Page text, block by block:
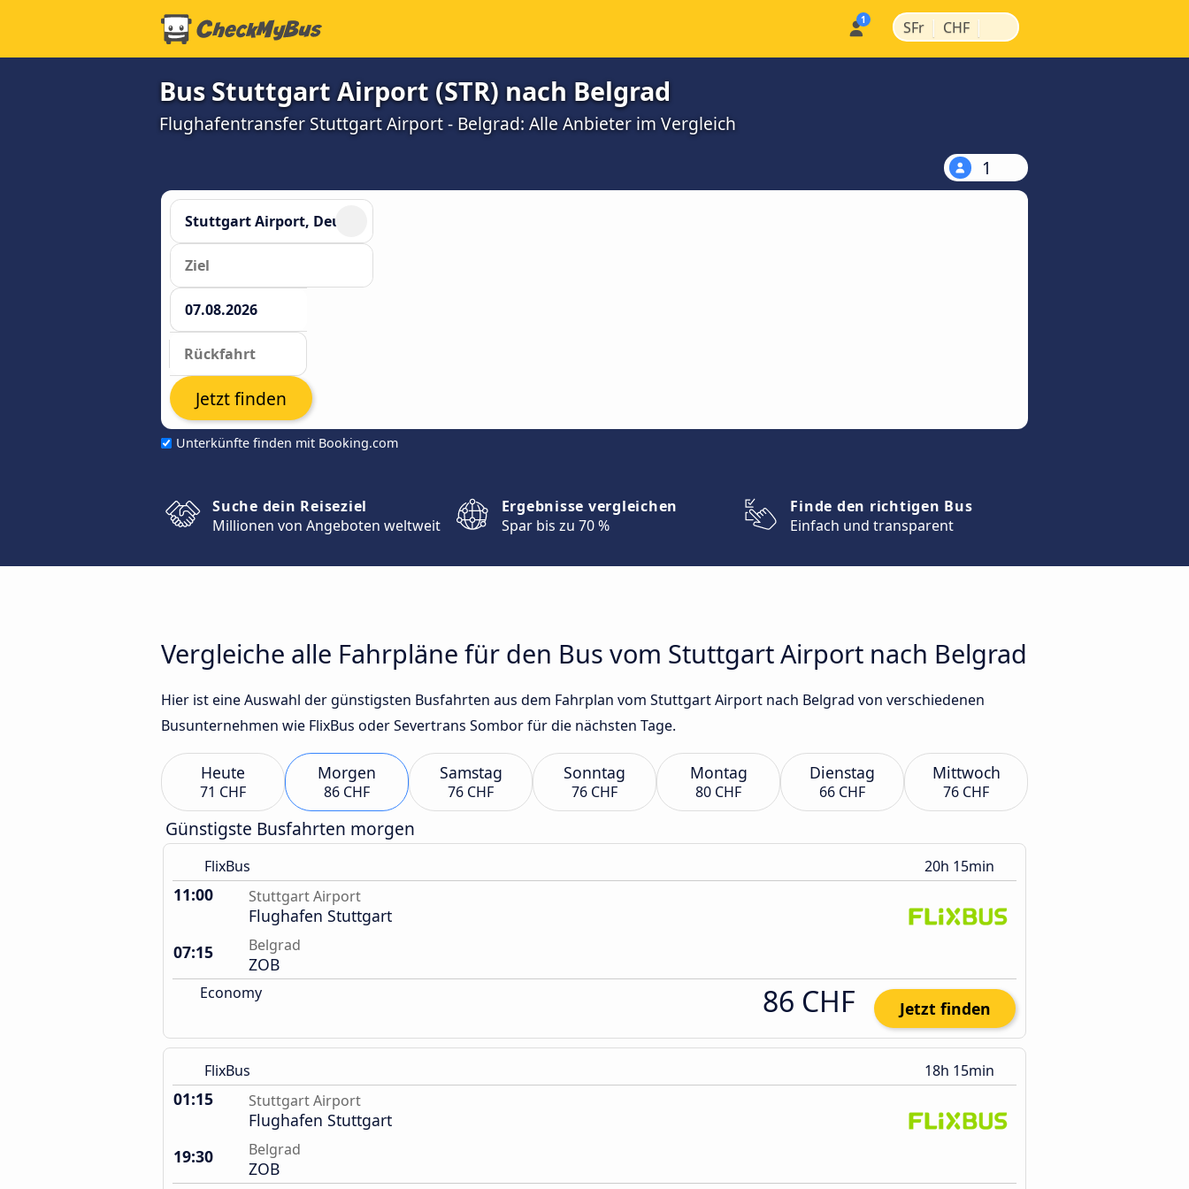
SFr | CHF |
Bus Stuttgart Airport (STR) nach Belgrad
Flughafentransfer Stuttgart Airport - Belgrad: Alle Anbieter im Vergleich
1
Unterkünfte finden mit Booking.com
Jetzt finden
Suche dein Reiseziel
Millionen von Angeboten weltweit
Ergebnisse vergleichen
Spar bis zu 70 %
Finde den richtigen Bus
Einfach und transparent
Vergleiche alle Fahrpläne für den Bus vom Stuttgart Airport nach Belgrad
Hier ist eine Auswahl der günstigsten Busfahrten aus dem Fahrplan vom Stuttgart Airport nach Belgrad von verschiedenen
Busunternehmen wie FlixBus oder Severtrans Sombor für die nächsten Tage.
Heute
71 CHF
Morgen
86 CHF
Samstag
76 CHF
Sonntag
76 CHF
Montag
80 CHF
Dienstag
66 CHF
Mittwoch
76 CHF
Günstigste Busfahrten morgen
FlixBus 20h 15min
11:00 Stuttgart Airport
Flughafen Stuttgart
07:15
Belgrad
ZOB
Economy 86 CHF Jetzt finden
FlixBus 18h 15min
01:15 Stuttgart Airport
Flughafen Stuttgart
19:30
Belgrad
ZOB